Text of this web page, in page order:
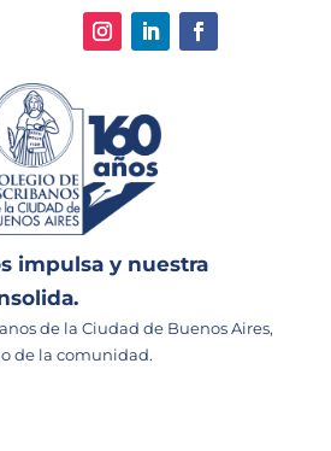
impulsa y nuestra
de la Ciudad de Buenos Aires,
de la comunidad.